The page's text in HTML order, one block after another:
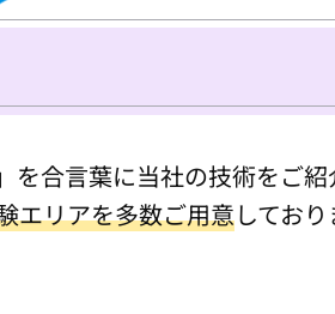
合言葉に当社の技術をご紹
エリアを多数ご用意しており